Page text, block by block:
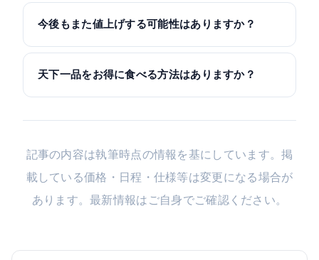
今後もまた値上げする可能性はありますか？
天下一品をお得に食べる方法はありますか？
記事の内容は執筆時点の情報を基にしています。掲
載している価格・日程・仕様等は変更になる場合が
あります。最新情報はご自身でご確認ください。